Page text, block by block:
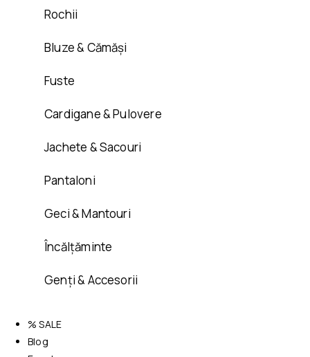
Rochii
Bluze & Cămăși
Fuste
Cardigane & Pulovere
Jachete & Sacouri
Pantaloni
Geci & Mantouri
Încălțăminte
Genți & Accesorii
% SALE
Blog